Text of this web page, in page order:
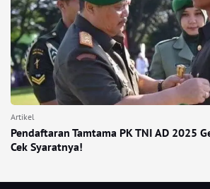
Artikel
Pendaftaran Tamtama PK TNI AD 2025
Cek Syaratnya!